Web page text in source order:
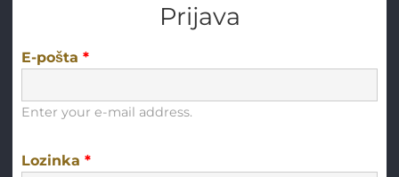
Prijava
E-pošta *
Enter your e-mail address.
Lozinka *